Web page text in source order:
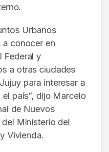
Urbanos
a conocer en
Federal y
a otras ciudades
para interesar a
país”, dijo Marcelo
de Nuevos
Ministerio del
Vivienda.